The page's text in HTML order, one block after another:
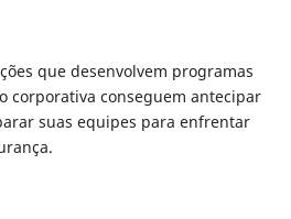
que desenvolvem programas
corporativa conseguem antecipar
suas equipes para enfrentar